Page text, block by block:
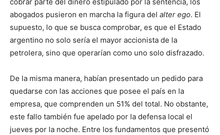
abogados pusieron en marcha la figura del alter ego. El
supuesto, lo que se busca comprobar, es que el Estado
argentino no solo sería el mayor accionista de la
petrolera, sino que operarían como uno solo disfrazado.
De la misma manera, habían presentado un pedido para
quedarse con las acciones que posee el país en la
empresa, que comprenden un 51% del total. No obstante,
este fallo también fue apelado por la defensa local el
jueves por la noche. Entre los fundamentos que presentó